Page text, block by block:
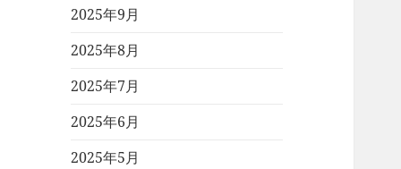
2025年9月
2025年8月
2025年7月
2025年6月
2025年5月